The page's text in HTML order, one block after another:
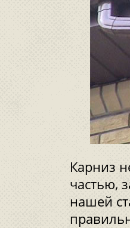
Карниз
частью,
нашей